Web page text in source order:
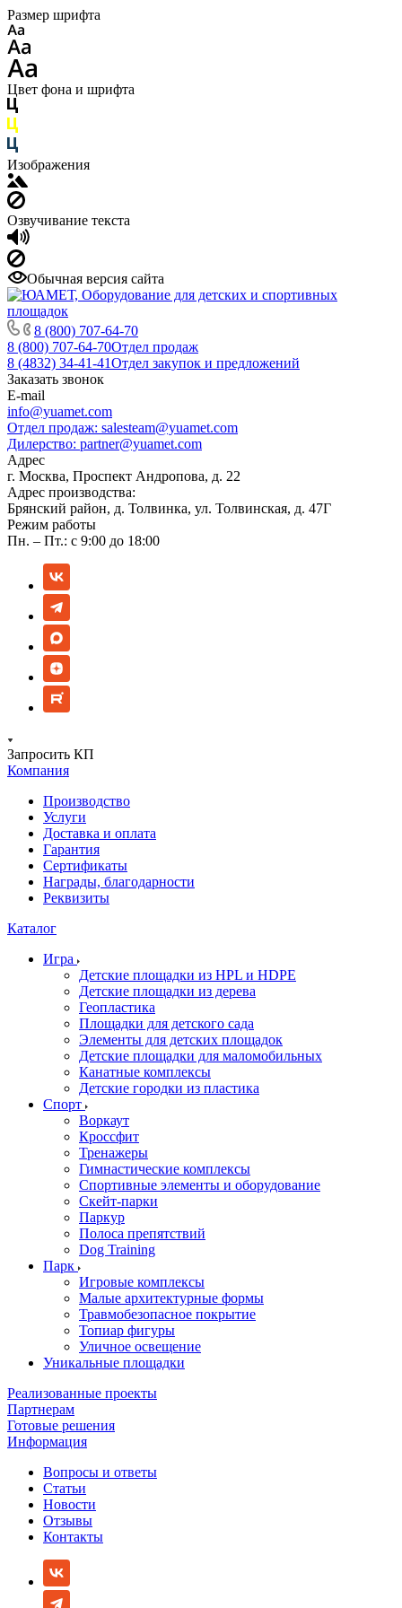
Размер шрифта
Цвет фона и шрифта
Изображения
Озвучивание текста
Обычная версия сайта
8 (800) 707-64-70
8 (800) 707-64-70Отдел продаж
8 (4832) 34-41-41Отдел закупок и предложений
Заказать звонок
E-mail
info@yuamet.com
Отдел продаж: salesteam@yuamet.com
Дилерство: partner@yuamet.com
Адрес
г. Москва, Проспект Андропова, д. 22
Адрес производства:
Брянский район, д. Толвинка, ул. Толвинская, д. 47Г
Режим работы
Пн. – Пт.: с 9:00 до 18:00
Запросить КП
Компания
Производство
Услуги
Доставка и оплата
Гарантия
Сертификаты
Награды, благодарности
Реквизиты
Каталог
Игра
Детские площадки из HPL и HDPE
Детские площадки из дерева
Геопластика
Площадки для детского сада
Элементы для детских площадок
Детские площадки для маломобильных
Канатные комплексы
Детские городки из пластика
Спорт
Воркаут
Кроссфит
Тренажеры
Гимнастические комплексы
Спортивные элементы и оборудование
Скейт-парки
Паркур
Полоса препятствий
Dog Training
Парк
Игровые комплексы
Малые архитектурные формы
Травмобезопасное покрытие
Топиар фигуры
Уличное освещение
Уникальные площадки
Реализованные проекты
Партнерам
Готовые решения
Информация
Вопросы и ответы
Статьи
Новости
Отзывы
Контакты